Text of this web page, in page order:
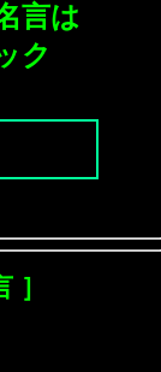
言は
ク
］